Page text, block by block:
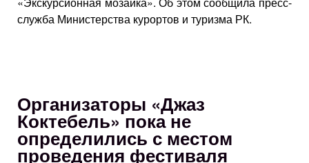
служба Министерства курортов и туризма РК.
Организаторы «Джаз
Коктебель» пока не
определились с местом
проведения фестиваля